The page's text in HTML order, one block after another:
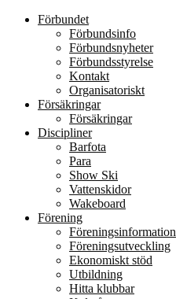
Förbundet
Förbundsinfo
Förbundsnyheter
Förbundsstyrelse
Kontakt
Organisatoriskt
Försäkringar
Försäkringar
Discipliner
Barfota
Para
Show Ski
Vattenskidor
Wakeboard
Förening
Föreningsinformation
Föreningsutveckling
Ekonomiskt stöd
Utbildning
Hitta klubbar